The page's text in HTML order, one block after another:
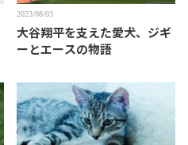
2023/08/03
大谷翔平を支えた愛犬、ジギ
ーとエースの物語